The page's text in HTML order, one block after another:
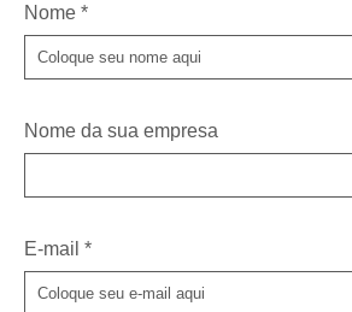
Nome *
Nome da sua empresa
E-mail *